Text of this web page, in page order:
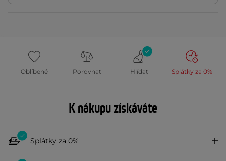
Oblíbené Porovnat Hlídat Splátky za 0%
K nákupu získáváte
Splátky za 0%